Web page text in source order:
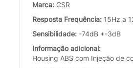
Marca: CSR
Resposta Frequência: 15Hz a
Sensibilidade: -74dB +-3dB
Informação adicional:
Housing ABS com Injeção de